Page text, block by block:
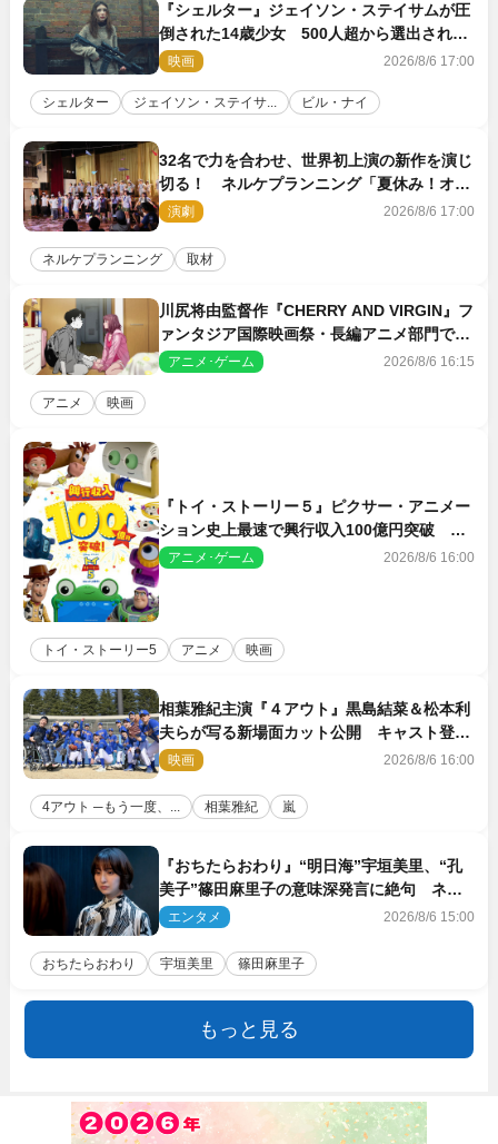
『シェルター』ジェイソン・ステイサムが圧
倒された14歳少女 500人超から選出された
新鋭ボディ・レイ・ブレスナックとは
映画 2026/8/6 17:00
シェルター ジェイソン・ステイサ... ビル・ナイ
32名で力を合わせ、世界初上演の新作を演じ
切る！ ネルケプランニング「夏休み！オ
ン・ワークショップ2026」レポート【最終
日】
演劇 2026/8/6 17:00
ネルケプランニング 取材
川尻将由監督作『CHERRY AND VIRGIN』フ
ァンタジア国際映画祭・長編アニメ部門で観
客賞・金賞受賞！
アニメ･ゲーム 2026/8/6 16:15
アニメ 映画
『トイ・ストーリー５』ピクサー・アニメー
ション史上最速で興行収入100億円突破 シ
リーズNo.1興収が目前
アニメ･ゲーム 2026/8/6 16:00
トイ・ストーリー5 アニメ 映画
相葉雅紀主演『４アウト』黒島結菜＆松本利
夫らが写る新場面カット公開 キャスト登壇
イベントも決定
映画 2026/8/6 16:00
4アウト ─もう一度、... 相葉雅紀 嵐
『おちたらおわり』“明日海”宇垣美里、“孔
美子”篠田麻里子の意味深発言に絶句 ネッ
ト驚き「まさか」「意外な展開」
エンタメ 2026/8/6 15:00
おちたらおわり 宇垣美里 篠田麻里子
もっと見る